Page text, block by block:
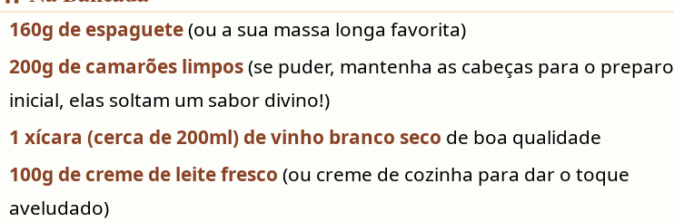
160g de espaguete(ou a sua massa longa favorita)
200g de camarões limpos(se puder, mantenha as cabeças para o preparo
inicial, elas soltam um sabor divino!)
1 xícara (cerca de 200ml) de vinho branco seco de boa qualidade
100g de creme de leite fresco (ou creme de cozinha para dar o toque
aveludado)